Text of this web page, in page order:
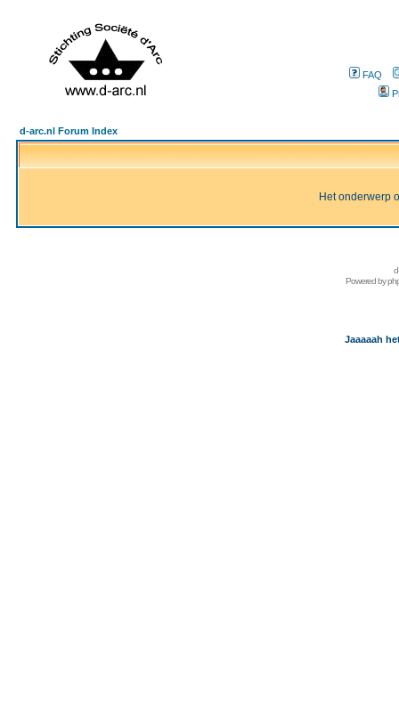
FAQ
d-arc.nl Forum Index
Het onderwerp
Powered by
Jaaaaah